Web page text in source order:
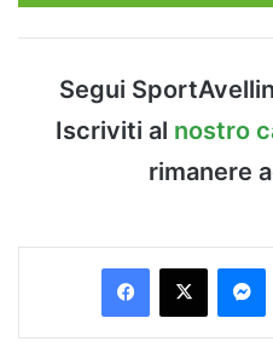
Segui
Iscriviti al nostro
rimanere
Facebook
X